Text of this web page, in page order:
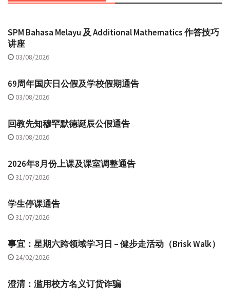
SPM Bahasa Melayu 及 Additional Mathematics 作答技巧
讲座
03/08/2026
69周年国庆日公假及学校假期通告
03/08/2026
回教先知穆罕默德诞辰公假通告
03/08/2026
2026年8月份上课及课室调整通告
31/07/2026
学生停课通告
31/07/2026
事宜：星期六跨领域学习日 – 健步走活动（Brisk Walk）
24/02/2026
澄清：滥用校方名义订货诈骗